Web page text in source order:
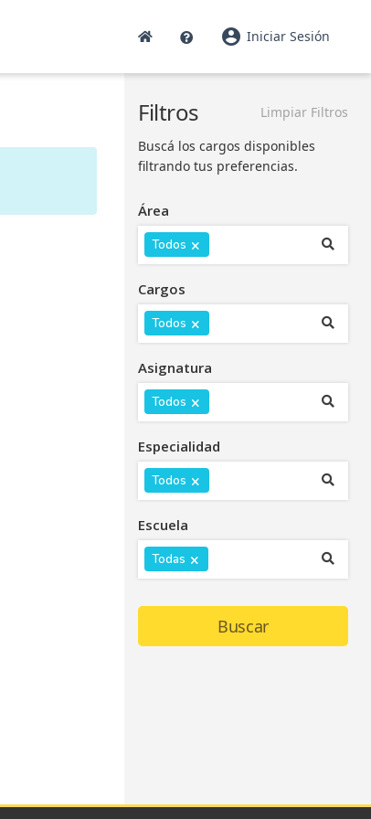
account_circle Iniciar Sesión
Filtros
Limpiar Filtros
Buscá los cargos disponibles
filtrando tus preferencias.
Área
×
Todos
Cargos
×
Todos
Asignatura
×
Todos
Especialidad
×
Todos
Escuela
×
Todas
Buscar